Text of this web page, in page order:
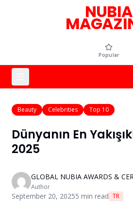
NUBIA
Popular
Beauty Celebrities Top 10
Dünyanın En
2025
GLOBAL NUBIA AWARDS &
Author
September 20, 20255 min read TR